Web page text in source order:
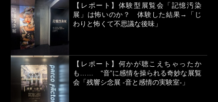
【レポート】体験型展覧会「記憶汚染
展」は怖いのか？ 体験した結果→「じ
わりと怖くて不思議な後味」
【レポート】何かが聴こえちゃったか
も…… “音”に感情を操られる奇妙な展覧
会「残響シ念展 -⾳と感情の実験室-」